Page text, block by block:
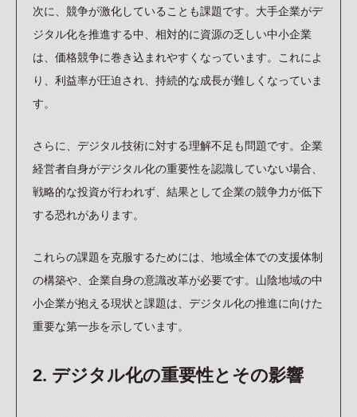
次に、競争が激化していることも課題です。大手企業がデ
ジタル化を推進する中、相対的に資源の乏しい中小企業
は、価格競争に巻き込まれやすくなっています。これによ
り、利益率が圧迫され、持続的な成長が難しくなっていま
す。
さらに、デジタル技術に対する理解不足も問題です。企業
経営者自身がデジタル化の重要性を認識していない場合、
戦略的な投資が行われず、結果として企業の競争力が低下
する恐れがあります。
これらの課題を克服するためには、地域全体での支援体制
の構築や、企業自身の意識改革が必要です。山陰地域の中
小企業が抱える現状と課題は、デジタル化の推進に向けた
重要な第一歩を示しています。
2. デジタル化の重要性とその影響